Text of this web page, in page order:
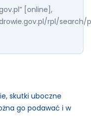
[online],
rpl/search/
skutki uboczne
go podawać i w